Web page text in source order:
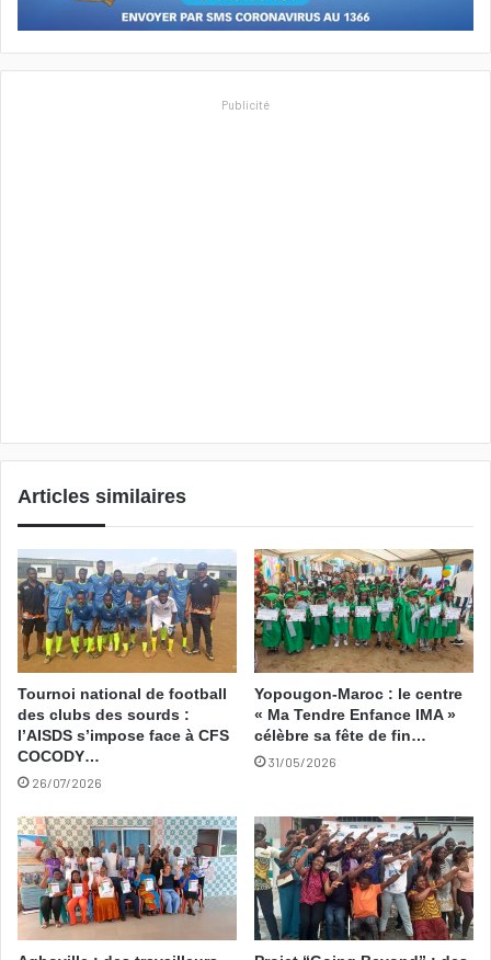
Publicité
Articles similaires
Tournoi national de football
des clubs des sourds :
l’AISDS s’impose face à CFS
COCODY…
26/07/2026
Yopougon-Maroc : le centre
« Ma Tendre Enfance IMA »
célèbre sa fête de fin…
31/05/2026